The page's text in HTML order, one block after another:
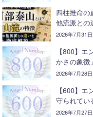
四柱推命の
他流派との
2026年7月31日
【800】
かさの象徴
2026年7月28日
【600】
守られてい
2026年7月27日